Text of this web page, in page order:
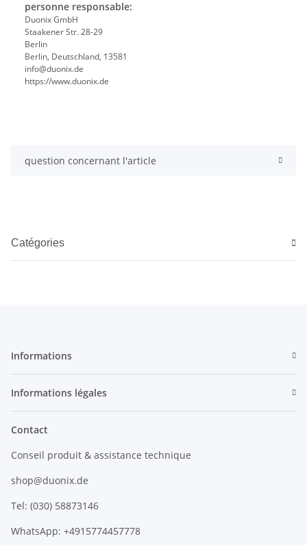
personne responsable:
Duonix GmbH
Staakener Str. 28-29
Berlin
Berlin, Deutschland, 13581
info@duonix.de
https://www.duonix.de
question concernant l'article
Catégories
Informations
Informations légales
Contact
Conseil produit & assistance technique
shop@duonix.de
Tel: (030) 58873146
WhatsApp: +4915774457778